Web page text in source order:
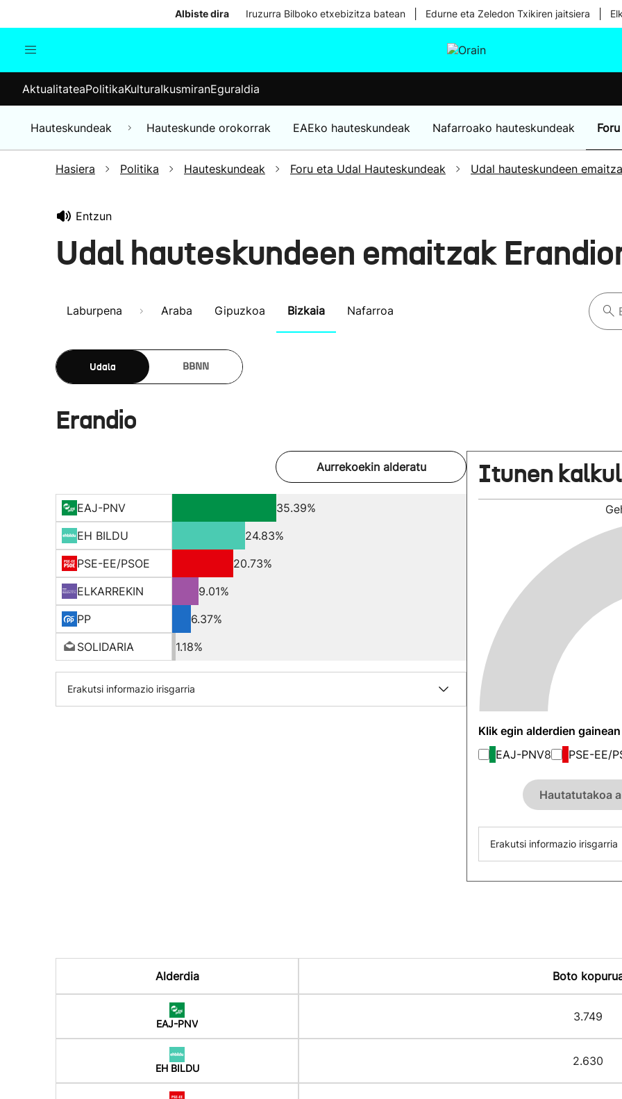
Albiste dira Iruzurra Bilboko etxebizitza batean Edurne eta Zeledon Txikiren jaitsiera
Munduko albisteak
Hauteskundeak
AktualitateaPolitikaKulturaIkusmiranEguraldia
Hauteskundeak Hauteskunde orokorrak EAEko hauteskundeak Nafarroako hauteskundeak
Hasiera Politika Hauteskundeak Foru eta Udal Hauteskundeak Udal hauteskundeen
Entzun
Udal hauteskundeen emaitzak
Laburpena Araba Gipuzkoa Bizkaia Nafarroa
Udala BBNN
Erandio
Aurrekoekin alderatu
EAJ-PNV
35.39%
EH BILDU
24.83%
PSE-EE/PSOE
20.73%
ELKARREKIN
9.01%
PP
6.37%
SOLIDARIA
1.18%
Erakutsi informazio irisgarria
Itunen
Klik egin alderdien
EAJ-PNV8 PSE-EE/
Hautatutakoa
Erakutsi informazio irisgarria
Alderdia Boto
EAJ-PNV
3.749
EH BILDU
2.630